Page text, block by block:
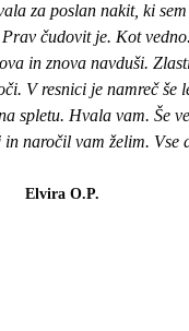
za poslan nakit, ki
čudovit je. Kot
in znova navduši.
V resnici je namreč še
spletu. Hvala vam. Še
naročil vam želim. Vse
Elvira O.P.